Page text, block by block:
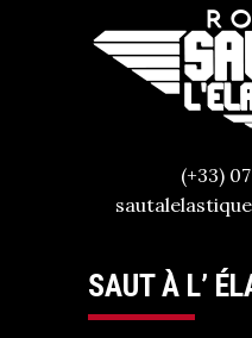
(+33)
SAUT À L’